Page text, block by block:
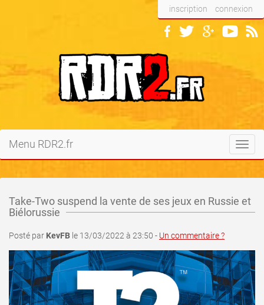
inscription connexion
Menu RDR2.fr
Take-Two suspend la vente de ses jeux en Russie et
Biélorussie
Posté par KevFB le 13/03/2022 à 23:50 - Un commentaire ?